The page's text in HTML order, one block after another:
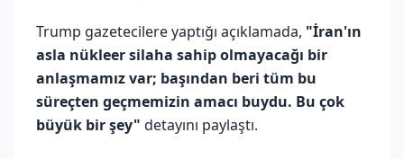
Trump gazetecilere yaptığı açıklamada, "İran'ın
asla nükleer silaha sahip olmayacağı bir
anlaşmamız var; başından beri tüm bu
süreçten geçmemizin amacı buydu. Bu çok
büyük bir şey" detayını paylaştı.